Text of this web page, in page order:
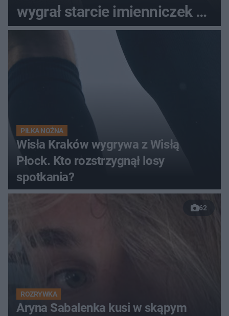
wygrał starcie imienniczek na
pełnym stadionie
PIŁKA NOŻNA
Wisła Kraków wygrywa z Wisłą
Płock. Kto rozstrzygnął losy
spotkania?
62
ROZRYWKA
Aryna Sabalenka kusi w skąpym